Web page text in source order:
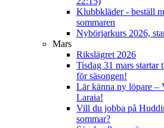
Klubbkläder - beställ
sommaren
Nybörjarkurs 2026,
Mars
Rikslägret 2026
Tisdag 31 mars startar
för säsongen!
Lär känna ny löpare –
Laraia!
Vill du jobba på
sommar?